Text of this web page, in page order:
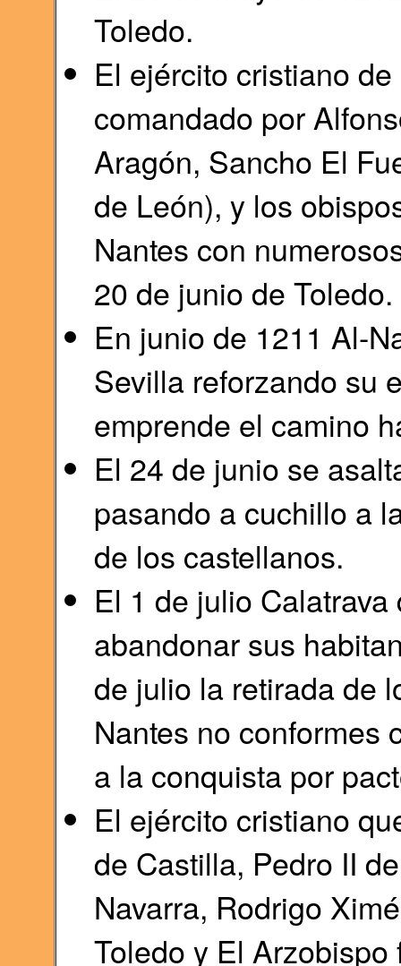
Toledo.
El ejército cristiano
comandado por
Aragón, Sancho El
de León), y los
Nantes con
20 de junio de Toledo.
En junio de 1211 Al-
Sevilla reforzando su
emprende el camino
El 24 de junio se
pasando a cuchillo a
de los castellanos.
El 1 de julio
abandonar sus
de julio la retirada de
Nantes no conformes
a la conquista por
El ejército cristiano
de Castilla, Pedro II
Navarra, Rodrigo
Toledo y El